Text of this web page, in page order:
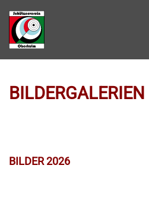
Zum Hauptinhalt springen
BILDERGALERIEN
BILDER 2026